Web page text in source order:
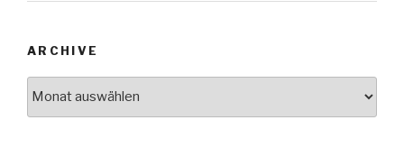
ARCHIVE